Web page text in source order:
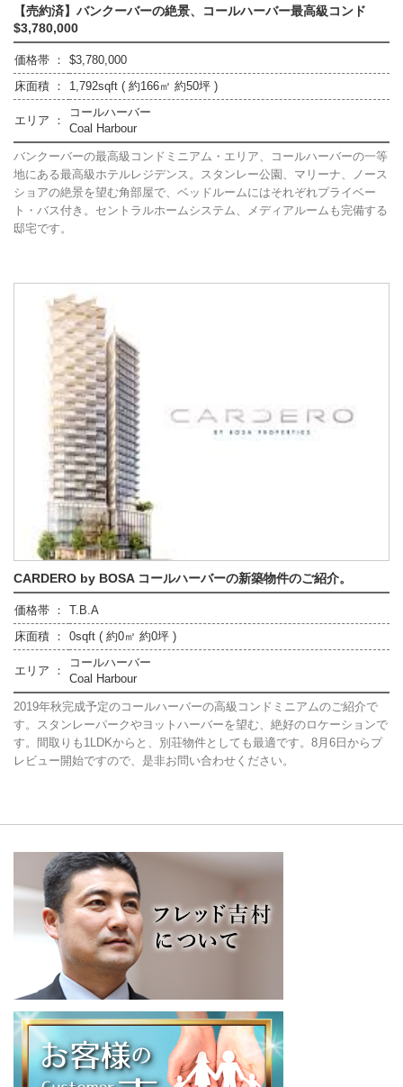
【売約済】バンクーバーの絶景、コールハーバー最高級コンド
$3,780,000
価格帯 ：
$3,780,000
床面積 ：
1,792sqft ( 約166㎡ 約50坪 )
エリア ：
コールハーバー
Coal Harbour
バンクーバーの最高級コンドミニアム・エリア、コールハーバーの一等
地にある最高級ホテルレジデンス。スタンレー公園、マリーナ、ノース
ショアの絶景を望む角部屋で、ベッドルームにはそれぞれプライベー
ト・バス付き。セントラルホームシステム、メディアルームも完備する
邸宅です。
CARDERO by BOSA コールハーバーの新築物件のご紹介。
価格帯 ：
T.B.A
床面積 ：
0sqft ( 約0㎡ 約0坪 )
エリア ：
コールハーバー
Coal Harbour
2019年秋完成予定のコールハーバーの高級コンドミニアムのご紹介で
す。スタンレーパークやヨットハーバーを望む、絶好のロケーションで
す。間取りも1LDKからと、別荘物件としても最適です。8月6日からプ
レビュー開始ですので、是非お問い合わせください。